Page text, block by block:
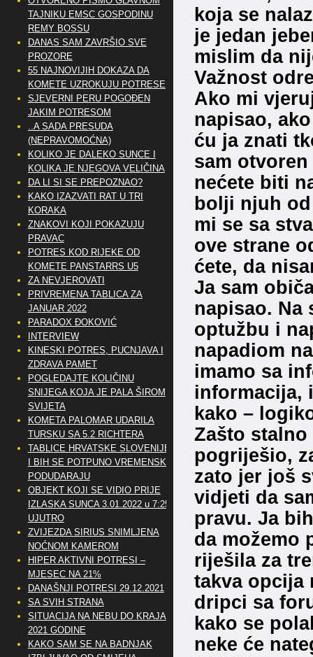
koja se
je jedan
mislim da
Važnost
Ako mi
napisao,
ću ja znati
sam
nećete biti
bolji njuh od
mi se sa
ove strane
ćete, da
Ja sam
napisao. Na
optužbu i
napadiom
imamo sa
informacija,
kako –
Zašto
pogriješio,
zato jer još
vidjeti da
pravu. Ja
da možemo
riješila za
takva opcija
dripci sa
kako se
neke će
TAJNIKU EMSC GOSPODINU
REMY BOSSU
DANAS SAM ZAVRŠIO SVE
PROZORE
55 NAJNOVIJIH DOKAZA DA
KOMETE UZROKUJU POTRESE
SJEVERNI PERU POGOĐEN
JAKIM POTRESOM
..A SADA PRESUDA
(NEPRAVOMOĆNA)
KOLIKO JE DALEKO SUNCE I
KOLIKA JE NJEGOVA VELIČINA
DA LI SI SE PREPOZNAO?
KAKO IZAZVATI RAT U TRI
KORAKA
ZNAKOVI KOJI POKAZUJU
PRAVAC
POTRES KOD RIJEKE OD
KOMETE PANSTARRS U5
ZA NEVJEROVATI
PRIVREMENA TABLICA ZA
JANUAR 2022
PARADOX ĐOKOVIĆ
INTERVIEW
KINESKI POTRES, PUCNJAVA I
ZDRAVA PAMET
POGLEDAJTE KOLIČINU
SNIJEGA KOJA JE PALA ŠIROM
SVIJETA
KOMETA PALOMAR UDARILA
TURSKU SA 5.2 RICHTERA
TABLICE HRVATSKE SLOVENIJE
I BIH SE POTPUNO VREMENSKI
PODUDARAJU
OBJEKT KOJI SE VIDIO PRIJE
IZLASKA SUNCA 3.01.2022 u 7:25
UJUTRO
ZVIJEZDA SIRIUS SNIMLJENA
NOĆNOM KAMEROM
HIPER AKTIVNI POTRESI –
MJESEC NA 21%
DANAŠNJI POTRESI 29.12.2021
SA SVIH STRANA
SITUACIJA NA NEBU DO KRAJA
2021 GODINE
KAKO SAM SE NA BADNJAK